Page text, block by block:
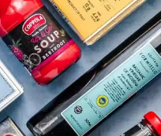
e intingoli. Ideale per
vegana Hillfield
“Una maionese